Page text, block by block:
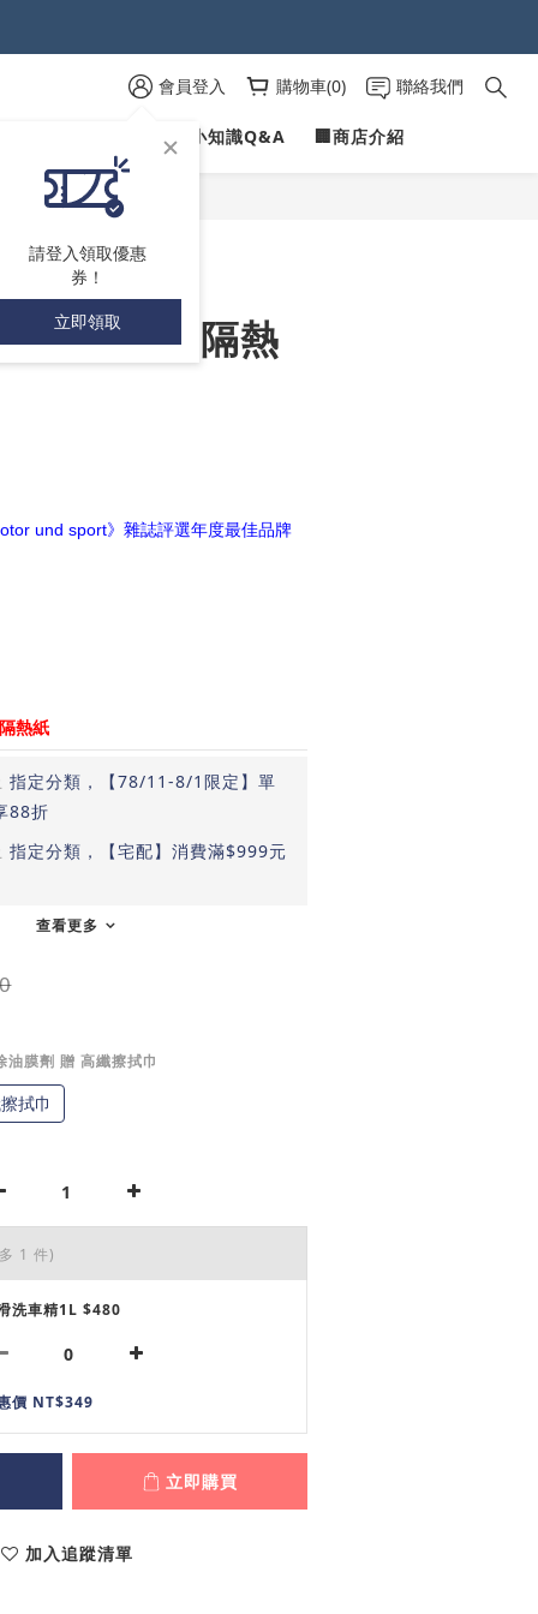
會員登入
請登入領取優惠
券！
立即領取
購物車(0) 聯絡我們
✍愛車小知識Q&A 🏢商店介紹
劑 | 溫和.隔熱
und sport》雜誌評選年度最佳品牌
熱紙
指定分類，【78/11-8/1限定】單
88折
指定分類，【宅配】消費滿$999元
查看更多
油膜劑 贈 高纖擦拭巾
拭巾
1 件)
洗車精1L $480
價 NT$349
立即購買
加入追蹤清單